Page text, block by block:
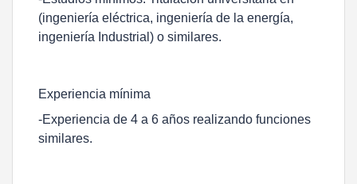
(ingeniería eléctrica, ingeniería de la energía,
ingeniería Industrial) o similares.
Experiencia mínima
-Experiencia de 4 a 6 años realizando funciones
similares.